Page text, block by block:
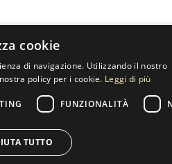
cookie
di navigazione. Utilizzando il nostro
policy per i cookie. Leggi di più
FUNZIONALITÀ
TUTTO